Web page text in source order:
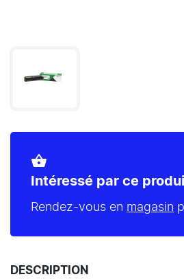
shopping_basket
Intéressé par ce
Rendez-vous en magasin
DESCRIPTION